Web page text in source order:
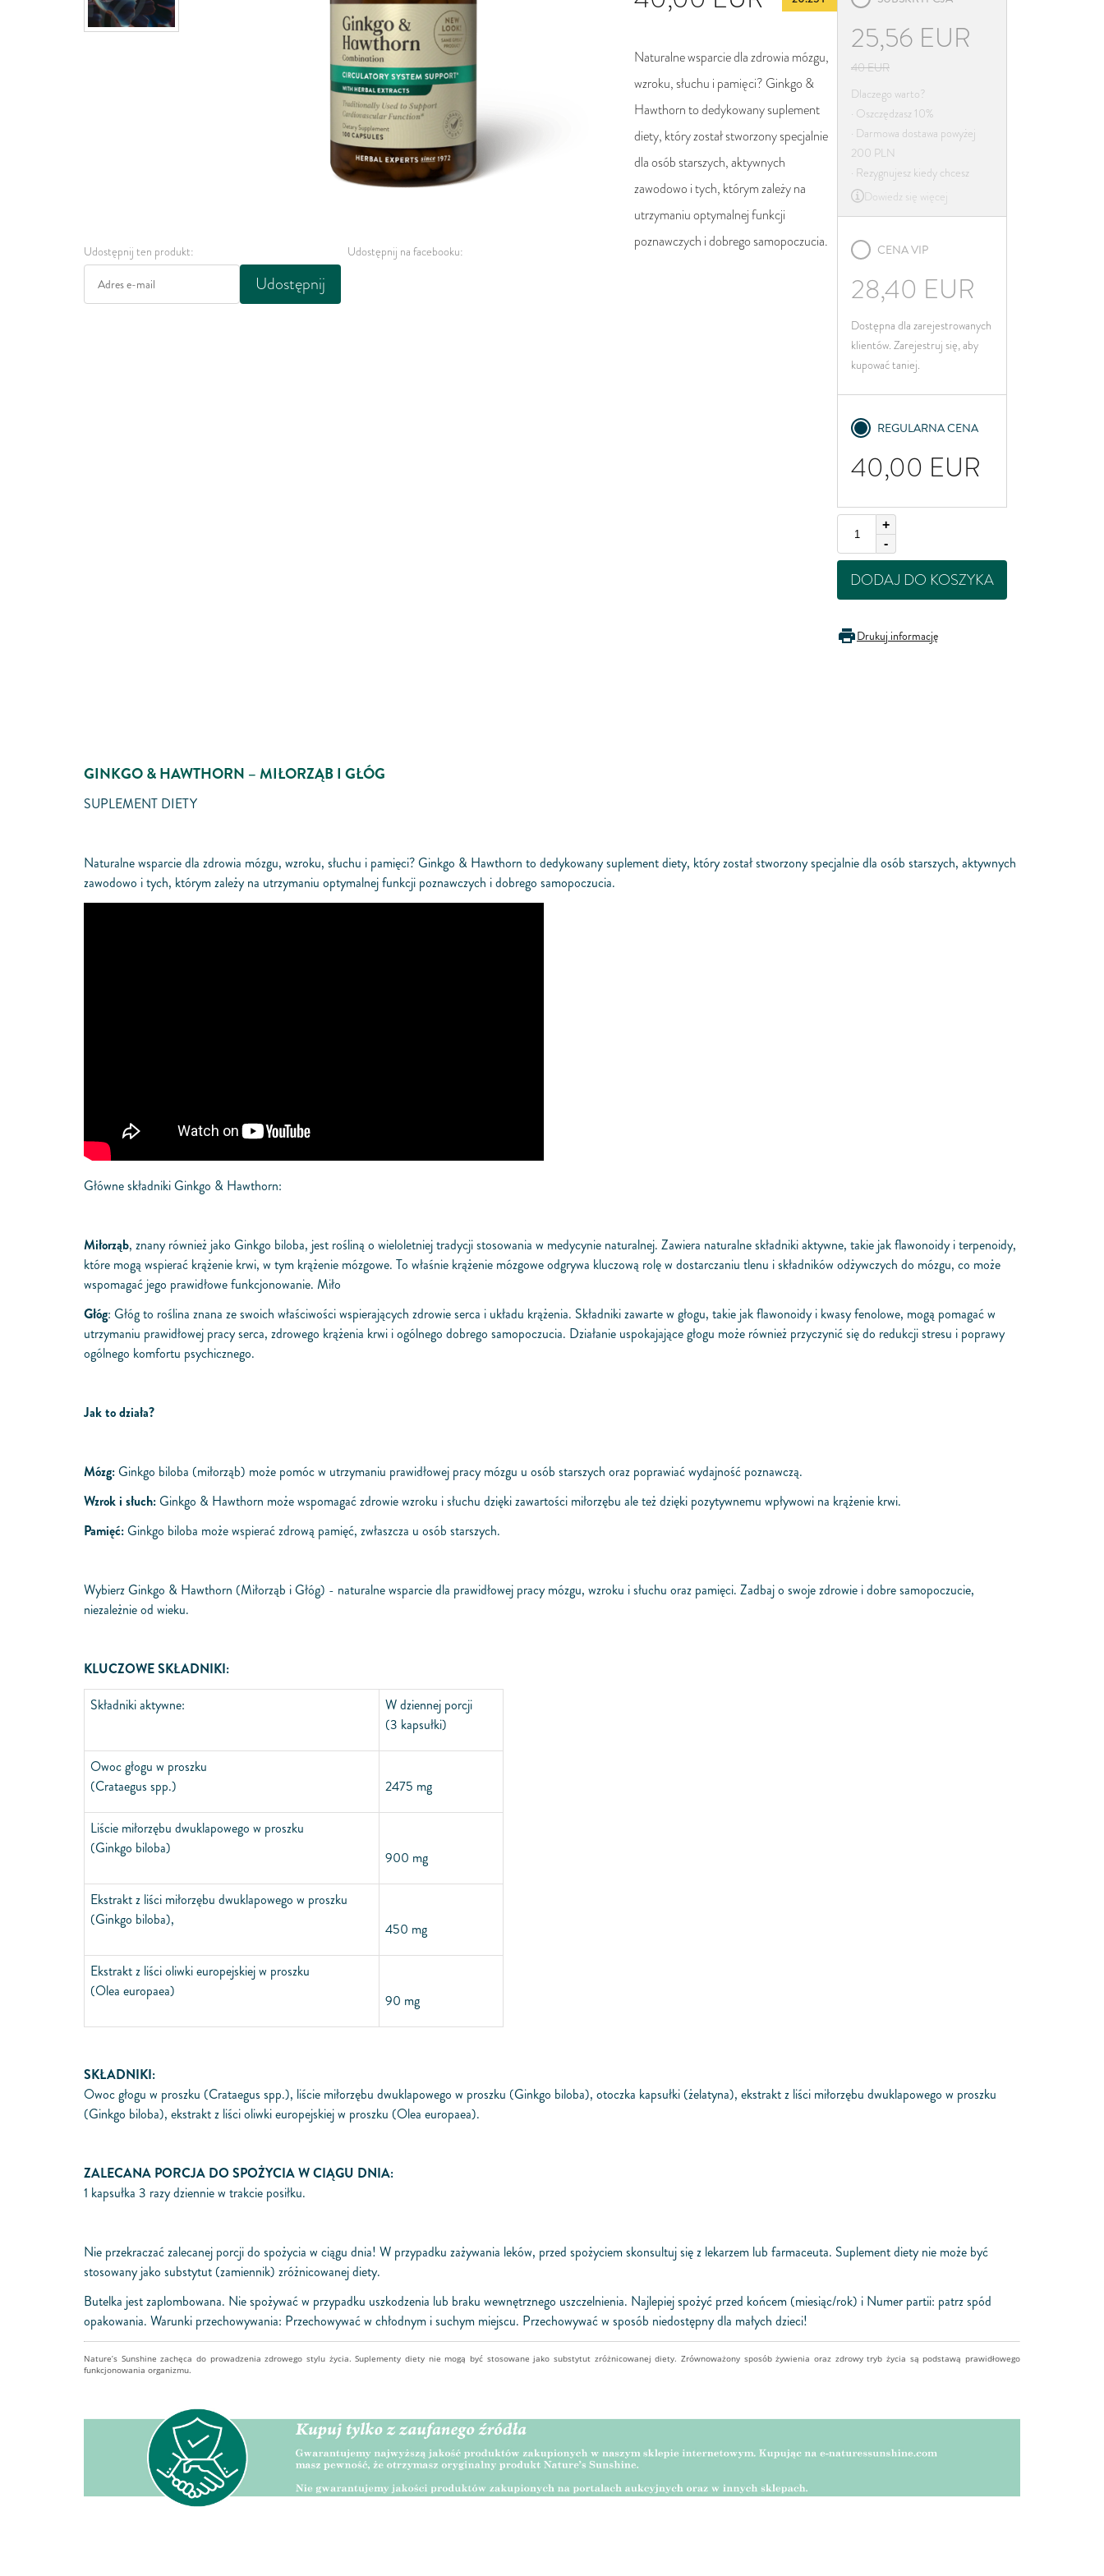
Irlandia
Łotwa
Litwa
Luksemburg
Malta
Niderlandy
Poland
Portugalia
Rumunia
Udostępnij ten produkt:
Udostępnij
Udostępnij na facebooku:
Naturalne wsparcie dla zdrowia mózgu,
wzroku, słuchu i pamięci? Ginkgo &
Hawthorn to dedykowany suplement
diety, który został stworzony specjalnie
dla osób starszych, aktywnych
zawodowo i tych, którym zależy na
utrzymaniu optymalnej funkcji
poznawczych i dobrego samopoczucia.
25,56 EUR
40EUR
Dlaczego warto?
· Oszczędzasz 10%
· Darmowa dostawa powyżej
200 PLN
· Rezygnujesz kiedy chcesz
Dowiedz się więcej
CENA VIP
28,40 EUR
Dostępna dla zarejestrowanych
klientów. Zarejestruj się, aby
kupować taniej.
REGULARNA CENA
40,00 EUR
+
-
DODAJ DO KOSZYKA
Drukuj informację
GINKGO & HAWTHORN – MIŁORZĄB I GŁÓG
SUPLEMENT DIETY
Naturalne wsparcie dla zdrowia mózgu, wzroku, słuchu i pamięci? Ginkgo & Hawthorn to dedykowany suplement diety, który został stworzony specjalnie dla osób starszych, aktywnych
zawodowo i tych, którym zależy na utrzymaniu optymalnej funkcji poznawczych i dobrego samopoczucia.
Główne składniki Ginkgo & Hawthorn:
Miłorząb, znany również jako Ginkgo biloba, jest rośliną o wieloletniej tradycji stosowania w medycynie naturalnej. Zawiera naturalne składniki aktywne, takie jak flawonoidy i terpenoidy,
które mogą wspierać krążenie krwi, w tym krążenie mózgowe. To właśnie krążenie mózgowe odgrywa kluczową rolę w dostarczaniu tlenu i składników odżywczych do mózgu, co może
wspomagać jego prawidłowe funkcjonowanie. Miło
Głóg: Głóg to roślina znana ze swoich właściwości wspierających zdrowie serca i układu krążenia. Składniki zawarte w głogu, takie jak flawonoidy i kwasy fenolowe, mogą pomagać w
utrzymaniu prawidłowej pracy serca, zdrowego krążenia krwi i ogólnego dobrego samopoczucia. Działanie uspokajające głogu może również przyczynić się do redukcji stresu i poprawy
ogólnego komfortu psychicznego.
Jak to działa?
Mózg:Ginkgo biloba (miłorząb) może pomóc w utrzymaniu prawidłowej pracy mózgu u osób starszych oraz poprawiać wydajność poznawczą.
Wzrok i słuch:Ginkgo & Hawthorn może wspomagać zdrowie wzroku i słuchu dzięki zawartości miłorzębu ale też dzięki pozytywnemu wpływowi na krążenie krwi.
Pamięć:Ginkgo biloba może wspierać zdrową pamięć, zwłaszcza u osób starszych.
Wybierz Ginkgo & Hawthorn (Miłorząb i Głóg) - naturalne wsparcie dla prawidłowej pracy mózgu, wzroku i słuchu oraz pamięci. Zadbaj o swoje zdrowie i dobre samopoczucie,
niezależnie od wieku.
KLUCZOWE SKŁADNIKI:
Składniki aktywne:
W dziennej porcji
(3 kapsułki)
Owoc głogu w proszku
(Crataegus spp.)
2475 mg
Liście miłorzębu dwuklapowego w proszku
(Ginkgo biloba)
900 mg
Ekstrakt z liści miłorzębu dwuklapowego w proszku
(Ginkgo biloba),
450 mg
Ekstrakt z liści oliwki europejskiej w proszku
(Olea europaea)
90 mg
SKŁADNIKI:
Owoc głogu w proszku (Crataegus spp.), liście miłorzębu dwuklapowego w proszku (Ginkgo biloba), otoczka kapsułki (żelatyna), ekstrakt z liści miłorzębu dwuklapowego w proszku
(Ginkgo biloba), ekstrakt z liści oliwki europejskiej w proszku (Olea europaea).
ZALECANA PORCJA DO SPOŻYCIA W CIĄGU DNIA:
1 kapsułka 3 razy dziennie w trakcie posiłku.
Nie przekraczać zalecanej porcji do spożycia w ciągu dnia! W przypadku zażywania leków, przed spożyciem skonsultuj się z lekarzem lub farmaceuta. Suplement diety nie może być
stosowany jako substytut (zamiennik) zróżnicowanej diety.
Butelka jest zaplombowana. Nie spożywać w przypadku uszkodzenia lub braku wewnętrznego uszczelnienia. Najlepiej spożyć przed końcem (miesiąc/rok) i Numer partii: patrz spód
opakowania. Warunki przechowywania: Przechowywać w chłodnym i suchym miejscu. Przechowywać w sposób niedostępny dla małych dzieci!
Nature’s Sunshine zachęca do prowadzenia zdrowego stylu życia. Suplementy diety nie mogą być stosowane jako substytut zróżnicowanej diety. Zrównoważony sposób żywienia oraz zdrowy tryb życia są podstawą prawidłowego
funkcjonowania organizmu.